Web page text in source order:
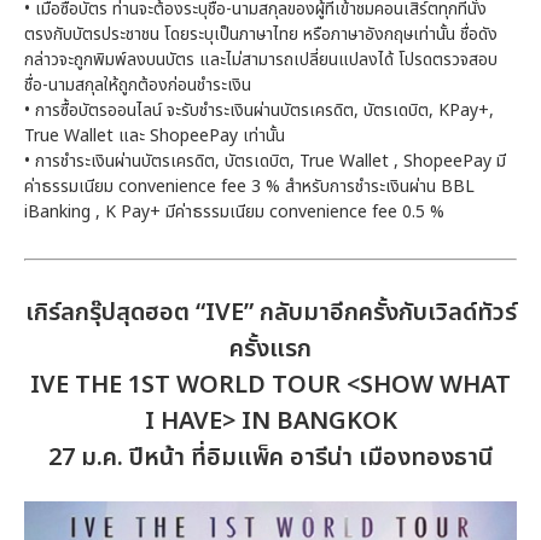
• เมื่อซื้อบัตร ท่านจะต้องระบุชื่อ-นามสกุลของผู้ที่เข้าชมคอนเสิร์ตทุกที่นั่ง
ตรงกับบัตรประชาชน โดยระบุเป็นภาษาไทย หรือภาษาอังกฤษเท่านั้น ชื่อดัง
กล่าวจะถูกพิมพ์ลงบนบัตร และไม่สามารถเปลี่ยนแปลงได้ โปรดตรวจสอบ
ชื่อ-นามสกุลให้ถูกต้องก่อนชำระเงิน
• การซื้อบัตรออนไลน์ จะรับชำระเงินผ่านบัตรเครดิต, บัตรเดบิต, KPay+,
True Wallet และ ShopeePay เท่านั้น
• การชำระเงินผ่านบัตรเครดิต, บัตรเดบิต, True Wallet , ShopeePay มี
ค่าธรรมเนียม convenience fee 3 % สำหรับการชำระเงินผ่าน BBL
iBanking , K Pay+ มีค่าธรรมเนียม convenience fee 0.5 %
เกิร์ลกรุ๊ปสุดฮอต “IVE” กลับมาอีกครั้งกับเวิลด์ทัวร์
ครั้งแรก
IVE THE 1ST WORLD TOUR <SHOW WHAT
I HAVE> IN BANGKOK
27 ม.ค. ปีหน้า ที่อิมแพ็ค อารีน่า เมืองทองธานี